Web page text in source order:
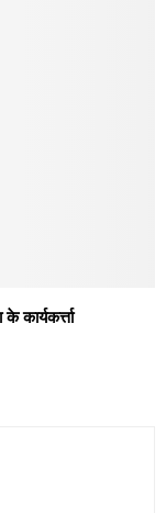
कार्यकर्त्ता